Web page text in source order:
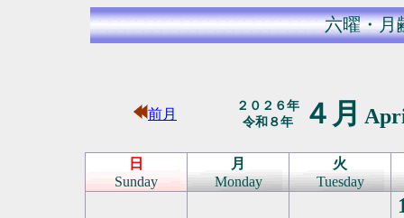
六曜・月
前月
２０２６年
令和８年
４月
日
Sunday
月
Monday
火
Tuesday